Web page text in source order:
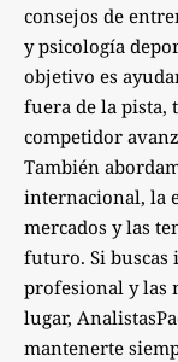
consejos de
y psicología
objetivo es
fuera de la pista,
competidor
También
internacional, la
mercados y las
futuro. Si
profesional y las
lugar,
mantenerte